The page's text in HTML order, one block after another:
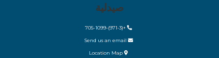
صيدلية
+(971-3)-705-1099
Location Map